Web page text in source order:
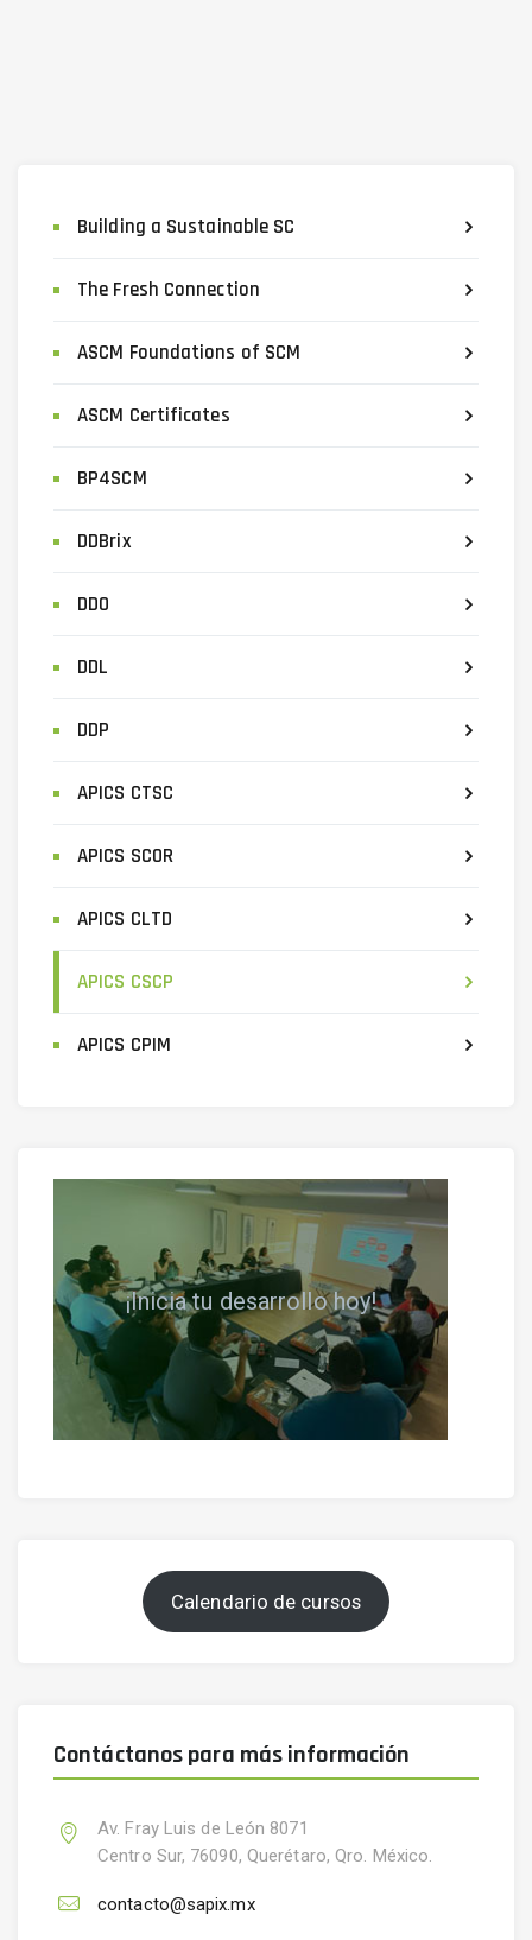
Building a Sustainable SC
The Fresh Connection
ASCM Foundations of SCM
ASCM Certificates
BP4SCM
DDBrix
DDO
DDL
DDP
APICS CTSC
APICS SCOR
APICS CLTD
APICS CSCP
APICS CPIM
¡Inicia tu desarrollo hoy!
Calendario de cursos
Contáctanos para más información
Av. Fray Luis de León 8071
Centro Sur, 76090, Querétaro, Qro. México.
contacto@sapix.mx